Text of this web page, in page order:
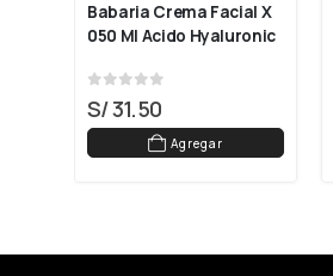
Babaria Crema Facial X
050 Ml Acido Hyaluronic
S/31.50
Agregar